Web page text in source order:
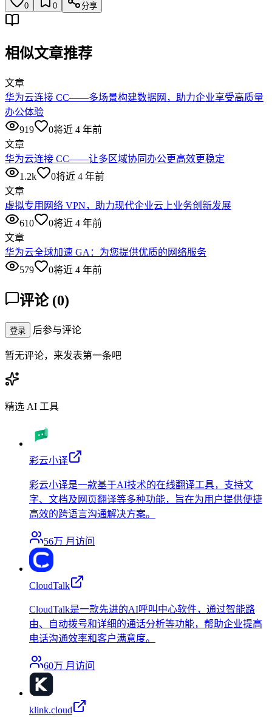
0 0 分享
相似文章推荐
文章
华为云连接 CC——多场景构建数据网，助力企业享受高质量
办公体验
919
0将近 4 年前
文章
华为云连接 CC——让多区域协同办公更高效更稳定
1.2k
0将近 4 年前
文章
虚拟专用网络 VPN，助力现代企业云上业务创新发展
610
0将近 4 年前
文章
华为云全球加速 GA：为您提供优质的网络服务
579
0将近 4 年前
评论 (0)
登录 后参与评论
暂无评论，来发表第一条吧
精选 AI 工具
彩云小译
彩云小译是一款基于AI技术的在线翻译工具，支持文
字、文档及网页翻译等多种功能，旨在为用户提供便捷
高效的跨语言沟通解决方案。
56万 月访问
CloudTalk
CloudTalk是一款先进的AI呼叫中心软件，通过智能路
由、自动拨号和详细的通话分析等功能，帮助企业提高
电话沟通效率和客户满意度。
60万 月访问
klink.cloud